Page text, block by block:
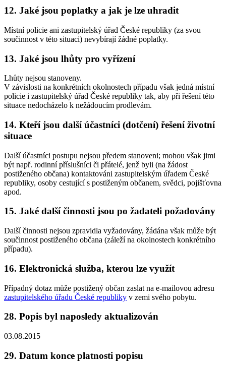
12. Jaké jsou poplatky a jak je lze uhradit
Místní policie ani zastupitelský úřad České republiky (za svou
součinnost v této situaci) nevybírají žádné poplatky.
13. Jaké jsou lhůty pro vyřízení
Lhůty nejsou stanoveny.
V závislosti na konkrétních okolnostech případu však jedná místní
policie i zastupitelský úřad České republiky tak, aby při řešení této
situace nedocházelo k nežádoucím prodlevám.
14. Kteří jsou další účastníci (dotčení) řešení životní
situace
Další účastníci postupu nejsou předem stanoveni; mohou však jimi
být např. rodinní příslušníci či přátelé, jenž byli (na žádost
postiženého občana) kontaktováni zastupitelským úřadem České
republiky, osoby cestující s postiženým občanem, svědci, pojišťovna
apod.
15. Jaké další činnosti jsou po žadateli požadovány
Další činnosti nejsou zpravidla vyžadovány, žádána však může být
součinnost postiženého občana (záleží na okolnostech konkrétního
případu).
16. Elektronická služba, kterou lze využít
Případný dotaz může postižený občan zaslat na e-mailovou adresu
zastupitelského úřadu České republiky v zemi svého pobytu.
28. Popis byl naposledy aktualizován
03.08.2015
29. Datum konce platnosti popisu